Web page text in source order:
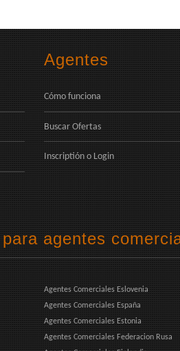
Agentes
Cómo funciona
Buscar Ofertas
Inscriptión o Login
agentes
Agentes Comerciales Eslovenia
Agentes Comerciales España
Agentes Comerciales Estonia
Agentes Comerciales Federacion Rusa